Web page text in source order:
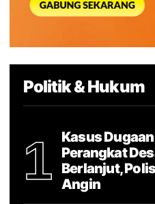
Politik & Hukum
1
Kasus
Perangkat
Berlanjut,
Angin